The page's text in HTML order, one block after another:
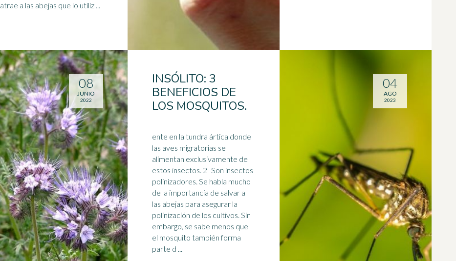
atrae a las abejas que lo utiliz ...
08
JUNIO
2022
INSÓLITO: 3
BENEFICIOS DE
LOS MOSQUITOS.
ente en la tundra ártica donde
las aves migratorias se
alimentan exclusivamente de
estos insectos. 2- Son insectos
polinizadores. Se habla mucho
de la importancia de salvar a
las abejas para asegurar la
polinización de los cultivos. Sin
embargo, se sabe menos que
el mosquito también forma
parte d ...
04
AGO
2023